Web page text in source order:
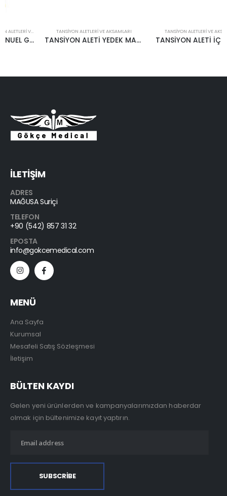
TANSIYON ALETLERI VE AKSAMLARI
TANSİYON ALETİ YEDEK MANŞET
TANSIYON ALETLERI VE AKSAMLARI
TANSİYON ALETİ İÇ LASTİĞİ
İLETİŞİM
ADRES
MAĞUSA Suriçi
TELEFON
+90 (542) 857 31 32
EPOSTA
info@gokcemedical.com
MENÜ
Ana Sayfa
Kurumsal
Mesafeli Satış Sözleşmesi
İletişim
BÜLTEN KAYDI
Gelen yeni ürünlerden ve kampanyalarımızdan haberdar
olmak için bültenimize kayıt yaptırın.